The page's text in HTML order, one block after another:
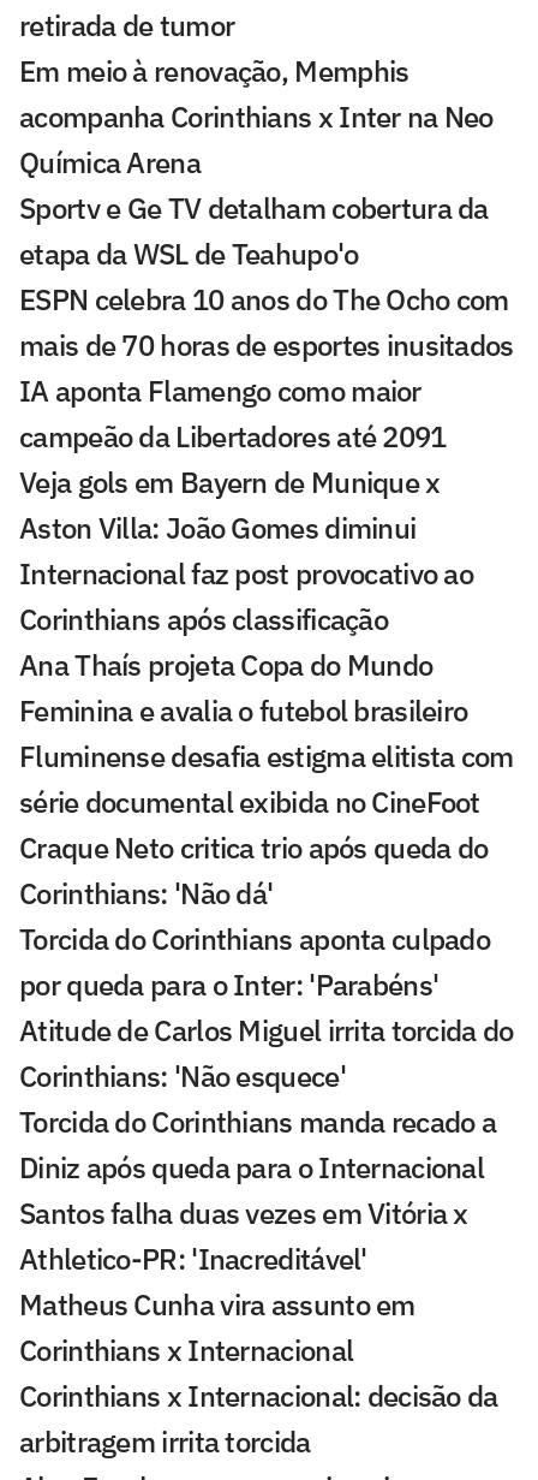
retirada de tumor
Em meio à renovação, Memphis
acompanha Corinthians x Inter na Neo
Química Arena
Sportv e Ge TV detalham cobertura da
etapa da WSL de Teahupo'o
ESPN celebra 10 anos do The Ocho com
mais de 70 horas de esportes inusitados
IA aponta Flamengo como maior
campeão da Libertadores até 2091
Veja gols em Bayern de Munique x
Aston Villa: João Gomes diminui
Internacional faz post provocativo ao
Corinthians após classificação
Ana Thaís projeta Copa do Mundo
Feminina e avalia o futebol brasileiro
Fluminense desafia estigma elitista com
série documental exibida no CineFoot
Craque Neto critica trio após queda do
Corinthians: 'Não dá'
Torcida do Corinthians aponta culpado
por queda para o Inter: 'Parabéns'
Atitude de Carlos Miguel irrita torcida do
Corinthians: 'Não esquece'
Torcida do Corinthians manda recado a
Diniz após queda para o Internacional
Santos falha duas vezes em Vitória x
Athletico-PR: 'Inacreditável'
Matheus Cunha vira assunto em
Corinthians x Internacional
Corinthians x Internacional: decisão da
arbitragem irrita torcida